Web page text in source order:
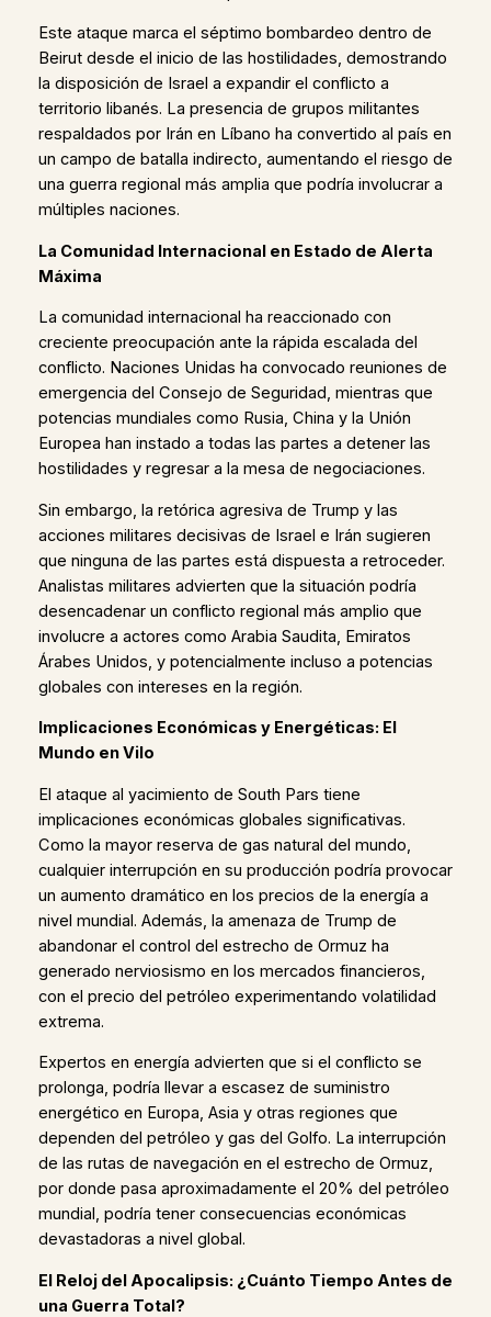
Este ataque marca el séptimo bombardeo dentro de
Beirut desde el inicio de las hostilidades, demostrando
la disposición de Israel a expandir el conflicto a
territorio libanés. La presencia de grupos militantes
respaldados por Irán en Líbano ha convertido al país en
un campo de batalla indirecto, aumentando el riesgo de
una guerra regional más amplia que podría involucrar a
múltiples naciones.
La Comunidad Internacional en Estado de Alerta
Máxima
La comunidad internacional ha reaccionado con
creciente preocupación ante la rápida escalada del
conflicto. Naciones Unidas ha convocado reuniones de
emergencia del Consejo de Seguridad, mientras que
potencias mundiales como Rusia, China y la Unión
Europea han instado a todas las partes a detener las
hostilidades y regresar a la mesa de negociaciones.
Sin embargo, la retórica agresiva de Trump y las
acciones militares decisivas de Israel e Irán sugieren
que ninguna de las partes está dispuesta a retroceder.
Analistas militares advierten que la situación podría
desencadenar un conflicto regional más amplio que
involucre a actores como Arabia Saudita, Emiratos
Árabes Unidos, y potencialmente incluso a potencias
globales con intereses en la región.
Implicaciones Económicas y Energéticas: El
Mundo en Vilo
El ataque al yacimiento de South Pars tiene
implicaciones económicas globales significativas.
Como la mayor reserva de gas natural del mundo,
cualquier interrupción en su producción podría provocar
un aumento dramático en los precios de la energía a
nivel mundial. Además, la amenaza de Trump de
abandonar el control del estrecho de Ormuz ha
generado nerviosismo en los mercados financieros,
con el precio del petróleo experimentando volatilidad
extrema.
Expertos en energía advierten que si el conflicto se
prolonga, podría llevar a escasez de suministro
energético en Europa, Asia y otras regiones que
dependen del petróleo y gas del Golfo. La interrupción
de las rutas de navegación en el estrecho de Ormuz,
por donde pasa aproximadamente el 20% del petróleo
mundial, podría tener consecuencias económicas
devastadoras a nivel global.
El Reloj del Apocalipsis: ¿Cuánto Tiempo Antes de
una Guerra Total?